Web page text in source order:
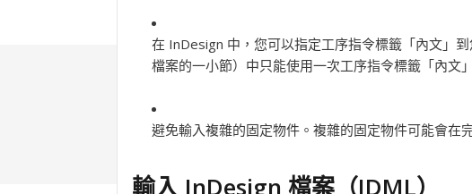
在 InDesign 中，您可以指定工序指令標籤「內文」
檔案的一小節）中只能使用一次工序指令標籤「內文
避免輸入複雜的固定物件。複雜的固定物件可能會在
輸入 InDesign 檔案（IDML）